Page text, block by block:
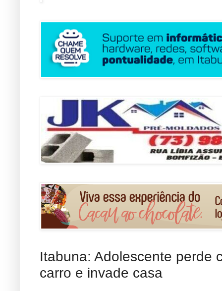
Itabuna: Adolescente perde
carro e invade casa